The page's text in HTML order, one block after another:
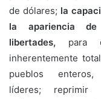
de dólares; la
la apariencia
libertades, para
inherentemente
pueblos
líderes;